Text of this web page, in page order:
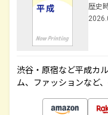
歴史
渋谷・原宿など平成カ
ム、ファッションなど